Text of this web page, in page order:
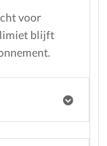
voor
blijft